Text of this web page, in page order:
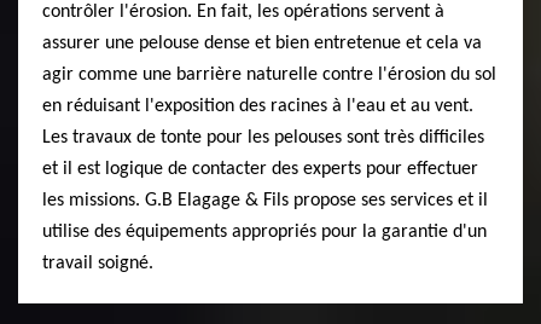
contrôler l'érosion. En fait, les opérations servent à
assurer une pelouse dense et bien entretenue et cela va
agir comme une barrière naturelle contre l'érosion du sol
en réduisant l'exposition des racines à l'eau et au vent.
Les travaux de tonte pour les pelouses sont très difficiles
et il est logique de contacter des experts pour effectuer
les missions. G.B Elagage & Fils propose ses services et il
utilise des équipements appropriés pour la garantie d'un
travail soigné.